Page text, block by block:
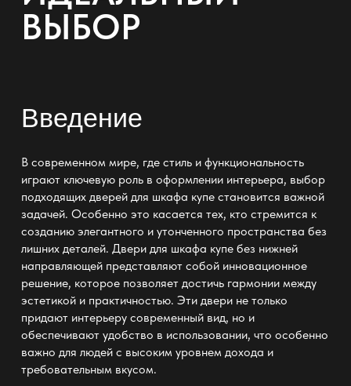
ВЫБОР
Введение
В современном мире, где стиль и функциональность
играют ключевую роль в оформлении интерьера, выбор
подходящих дверей для шкафа купе становится важной
задачей. Особенно это касается тех, кто стремится к
созданию элегантного и утонченного пространства без
лишних деталей. Двери для шкафа купе без нижней
направляющей представляют собой инновационное
решение, которое позволяет достичь гармонии между
эстетикой и практичностью. Эти двери не только
придают интерьеру современный вид, но и
обеспечивают удобство в использовании, что особенно
важно для людей с высоким уровнем дохода и
требовательным вкусом.